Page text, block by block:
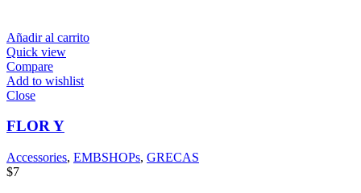
Añadir al carrito
Quick view
Compare
Add to wishlist
Close
FLOR Y
Accessories, EMBSHOPs, GRECAS
$7